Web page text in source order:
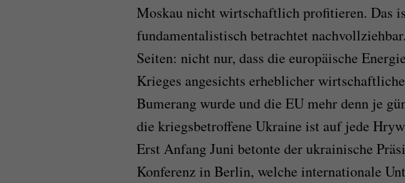
Moskau nicht wirtschaftlich profitieren. Das
fundamentalistisch betrachtet
Seiten: nicht nur, dass die europäische
Krieges angesichts erheblicher
Bumerang wurde und die EU mehr denn je
die kriegsbetroffene Ukraine ist auf jede
Erst Anfang Juni betonte der ukrainische
Konferenz in Berlin, welche internationale